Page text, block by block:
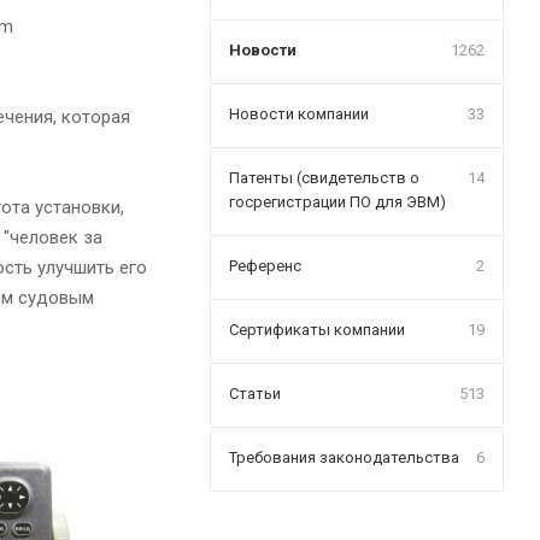
которая
установки,
за
улучшить его
судовым
Новости 1262
Новости компании 33
Патенты (свидетельств о
госрегистрации ПО для ЭВМ)
14
Референс 2
Сертификаты компании 19
Статьи 513
Требования законодательства 6